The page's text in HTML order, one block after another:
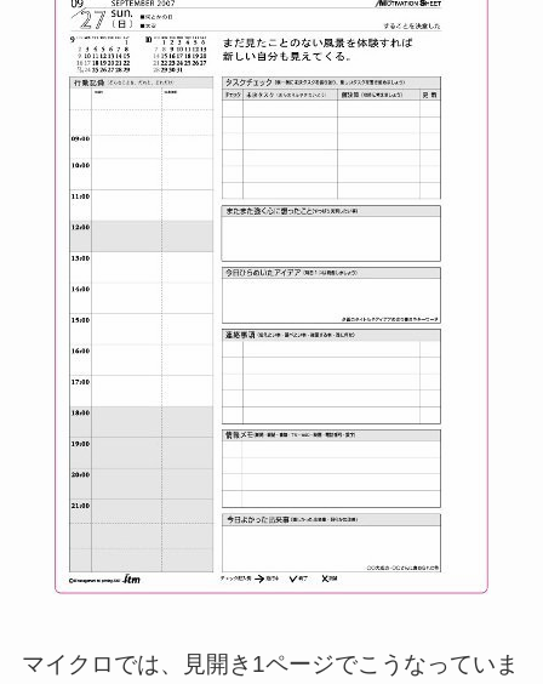
マイクロでは、見開き1ページでこうなっていま